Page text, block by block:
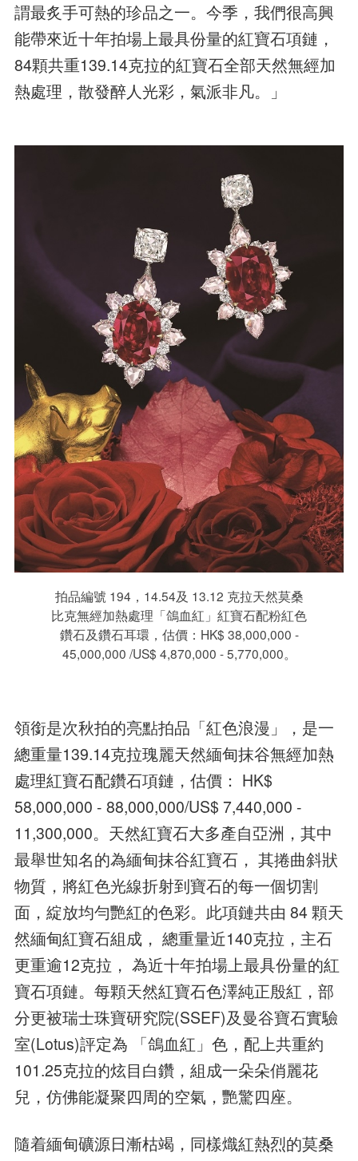
謂最炙手可熱的珍品之一。今季，我們很高興
能帶來近十年拍場上最具份量的紅寶石項鏈，
84顆共重139.14克拉的紅寶石全部天然無經加
熱處理，散發醉人光彩，氣派非凡。」
拍品編號 194，14.54及 13.12 克拉天然莫桑
比克無經加熱處理「鴿血紅」紅寶石配粉紅色
鑽石及鑽石耳環，估價：HK$ 38,000,000 -
45,000,000 /US$ 4,870,000 - 5,770,000。
領銜是次秋拍的亮點拍品「紅色浪漫」，是一
總重量139.14克拉瑰麗天然緬甸抹谷無經加熱
處理紅寶石配鑽石項鏈，估價： HK$
58,000,000 - 88,000,000/US$ 7,440,000 -
11,300,000。天然紅寶石大多產自亞洲，其中
最舉世知名的為緬甸抹谷紅寶石， 其捲曲斜狀
物質，將紅色光線折射到寶石的每一個切割
面，綻放均勻艷紅的色彩。此項鏈共由 84 顆天
然緬甸紅寶石組成， 總重量近140克拉，主石
更重逾12克拉， 為近十年拍場上最具份量的紅
寶石項鏈。每顆天然紅寶石色澤純正殷紅，部
分更被瑞士珠寶研究院(SSEF)及曼谷寶石實驗
室(Lotus)評定為 「鴿血紅」色，配上共重約
101.25克拉的炫目白鑽，組成一朵朵俏麗花
兒，仿佛能凝聚四周的空氣，艷驚四座。
隨着緬甸礦源日漸枯竭，同樣熾紅熱烈的莫桑